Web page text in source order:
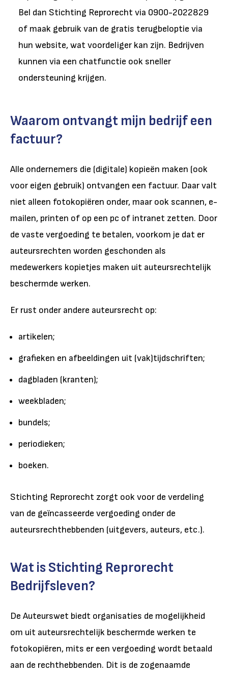
Bel dan Stichting Reprorecht via 0900-2022829
of maak gebruik van de gratis terugbeloptie via
hun website, wat voordeliger kan zijn. Bedrijven
kunnen via een chatfunctie ook sneller
ondersteuning krijgen.
Waarom ontvangt mijn bedrijf een
factuur?
Alle ondernemers die (digitale) kopieën maken (ook
voor eigen gebruik) ontvangen een factuur. Daar valt
niet alleen fotokopiëren onder, maar ook scannen, e-
mailen, printen of op een pc of intranet zetten. Door
de vaste vergoeding te betalen, voorkom je dat er
auteursrechten worden geschonden als
medewerkers kopietjes maken uit auteursrechtelijk
beschermde werken.
Er rust onder andere auteursrecht op:
artikelen;
grafieken en afbeeldingen uit (vak)tijdschriften;
dagbladen (kranten);
weekbladen;
bundels;
periodieken;
boeken.
Stichting Reprorecht zorgt ook voor de verdeling
van de geïncasseerde vergoeding onder de
auteursrechthebbenden (uitgevers, auteurs, etc.).
Wat is Stichting Reprorecht
Bedrijfsleven?
De Auteurswet biedt organisaties de mogelijkheid
om uit auteursrechtelijk beschermde werken te
fotokopiëren, mits er een vergoeding wordt betaald
aan de rechthebbenden. Dit is de zogenaamde